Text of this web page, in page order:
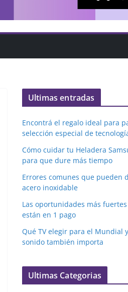
Ultimas entradas
Encontrá el regalo ideal para
selección especial de
Cómo cuidar tu Heladera
para que dure más tiempo
Errores comunes que pueden
acero inoxidable
Las oportunidades más
están en 1 pago
Qué TV elegir para el Mundial
sonido también importa
Ultimas Categorias